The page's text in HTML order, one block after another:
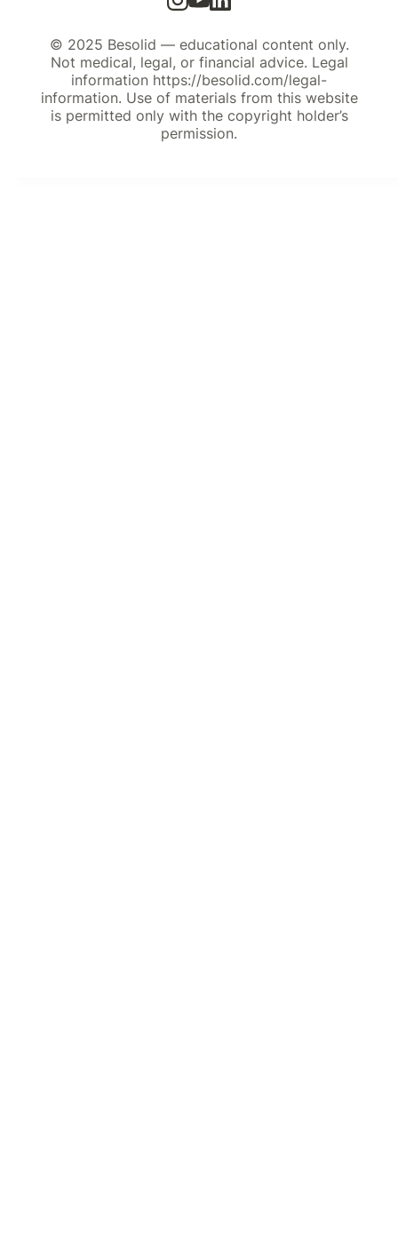
© 2025 Besolid — educational content only.
Not medical, legal, or financial advice. Legal
information https://besolid.com/legal-
information. Use of materials from this website
is permitted only with the copyright holder’s
permission.